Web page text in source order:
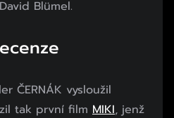
Blümel.
ČERNÁK vysloužil
tak první film MIKI, jenž